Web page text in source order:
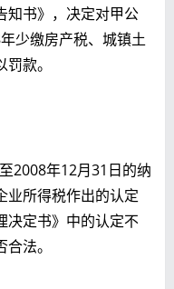
知书》，决定对甲公
少缴房产税、城镇土
款。
2008年12月31日的纳
业所得税作出的认定
决定书》中的认定不
法。